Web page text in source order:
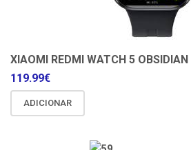
XIAOMI REDMI WATCH 5
119.99€
ADICIONAR